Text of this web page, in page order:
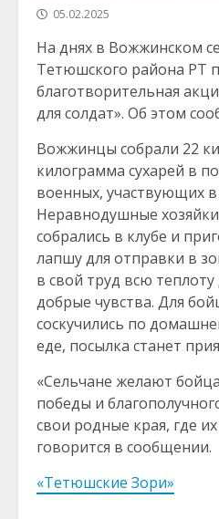
05.02.2025
На днях в Вожжинском
Тетюшского района РТ
благотворительная
для солдат». Об этом
Вожжинцы собрали 22
килограмма сухарей в
военных, участвующих
Неравнодушные
собрались в клубе и
лапшу для отправки в
в свой труд всю
добрые чувства. Для
соскучились по
еде, посылка станет
«Сельчане желают
победы и
свои родные края, где
говорится в сообщении.
«Тетюшские Зори»